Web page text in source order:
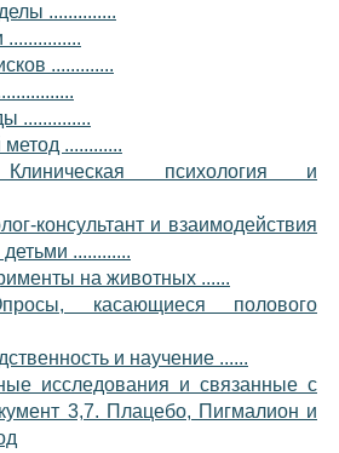
..............
.............
..............
............
психология и
консультант и взаимодействия
............
на животных ......
касающиеся полового
и научение ......
исследования и связанные с
3,7. Плацебо, Пигмалион и